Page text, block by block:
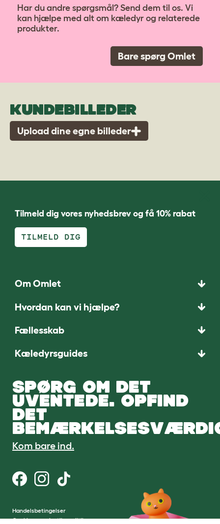
Har du andre spørgsmål? Send dem til os. Vi
kan hjælpe med alt om kæledyr og relaterede
produkter.
Bare spørg Omlet
KUNDEBILLEDER
Upload dine egne billeder
Tilmeld dig vores nyhedsbrev og få 10% rabat
TILMELD DIG
Om Omlet
Hvordan kan vi hjælpe?
Fællesskab
Kæledyrsguides
SPØRG OM DET
UVENTEDE. OPFIND
DET
Kom bare ind.
Handelsbetingelser
Cookie- og privatlivspolitik